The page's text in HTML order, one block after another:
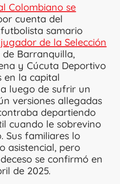
Colombiano se
cuenta del
samario
de la Selección
de Barranquilla,
y Cúcuta Deportivo
en la capital
luego de sufrir un
versiones allegadas
departiendo
cuando le sobrevino
Sus familiares lo
asistencial, pero
se confirmó en
de 2025.